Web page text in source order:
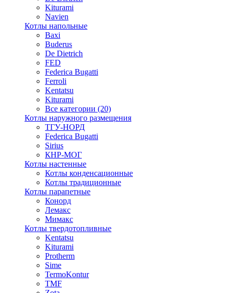
Kiturami
Navien
Котлы напольные
Baxi
Buderus
De Dietrich
FED
Federica Bugatti
Ferroli
Kentatsu
Kiturami
Все категории (20)
Котлы наружного размещения
ТГУ-НОРД
Federica Bugatti
Sirius
КНР-МОГ
Котлы настенные
Котлы конденсационные
Котлы традиционные
Котлы парапетные
Конорд
Лемакс
Мимакс
Котлы твердотопливные
Kentatsu
Kiturami
Protherm
Sime
TermoKontur
TMF